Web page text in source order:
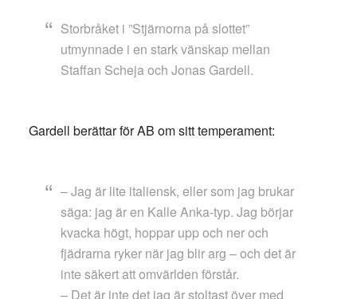
Storbråket i ”Stjärnorna på slottet”
utmynnade i en stark vänskap mellan
Staffan Scheja och Jonas Gardell.
Gardell berättar för AB om sitt temperament:
– Jag är lite italiensk, eller som jag brukar
säga: jag är en Kalle Anka-typ. Jag börjar
kvacka högt, hoppar upp och ner och
fjädrarna ryker när jag blir arg – och det är
inte säkert att omvärlden förstår.
– Det är inte det jag är stoltast över med